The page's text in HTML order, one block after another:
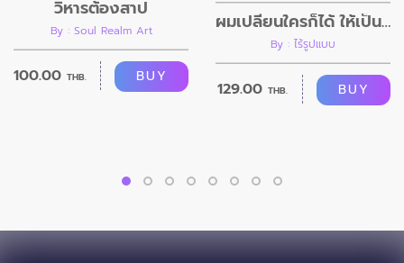
วิหารต้องสาป
By : Soul Realm Art
100.00 THB. BUY
ผมเปลี่ยนใครก็ได้ ให้เป็นอย่างที่ผมต้องการ
By : ไร้รูปแบบ
129.00 THB. BUY